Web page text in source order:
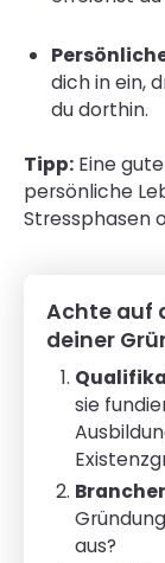
dich in ein,
du dorthin.
Tipp:Eine
persönliche
Stressphasen
Achte auf
deiner
sie
aus?